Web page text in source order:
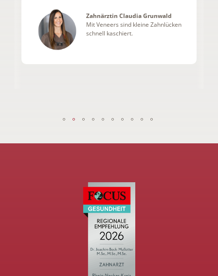
Zahnärztin Claudia Grunwald
Mit Veneers sind kleine Zahnlücken
schnell kaschiert.